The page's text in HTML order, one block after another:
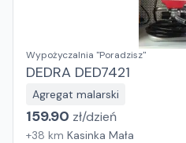
Wypożyczalnia "Poradzisz"
DEDRA DED7421
Agregat malarski
159.90 zł/dzień
+38 km Kasinka Mała